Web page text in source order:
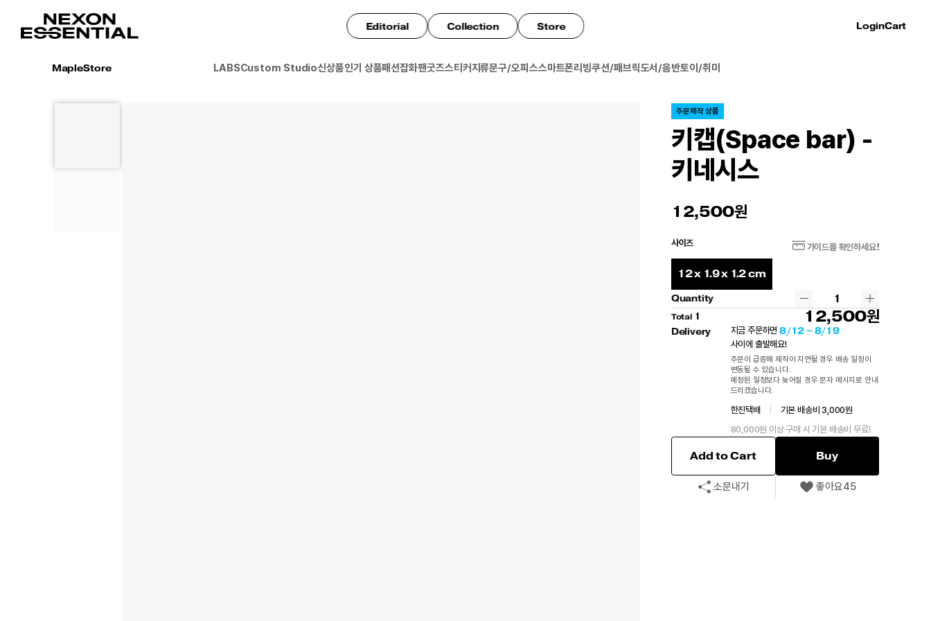
주문제작 상품
키캡(Space bar) -
키네시스
12,500
사이즈
12 x 1.9 x 1.2 cm
가이드를 확인하세요!
Quantity
Total 1 12,500
Delivery 지금 주문하면 8/12 ~ 8/19
사이에 출발해요!
주문이 급증해 제작이 지연될 경우 배송 일정이
변동될 수 있습니다.
예정된 일정보다 늦어질 경우 문자 메시지로 안내
드리겠습니다.
한진택배
기본 배송비 3,000원
80,000원 이상 구매 시 기본 배송비 무료!
Add to Cart Buy
소문내기 좋아요45
Editorial Collection Store LoginCart
MapleStore LABSCustom Studio신상품인기 상품패션잡화팬굿즈스티커지류문구/오피스스마트폰리빙쿠션/패브릭도서/음반토이/취미